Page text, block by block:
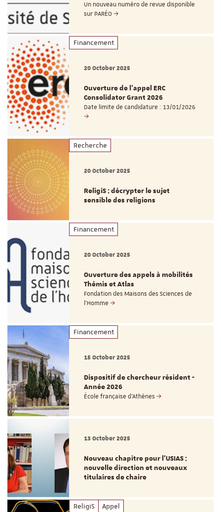
Un nouveau numéro de revue disponible
sur PARÉO
Financement
20 October 2025
Ouverture de l'appel ERC
Consolidator Grant 2026
Date limite de candidature : 13/01/2026
Recherche
20 October 2025
ReligiS : décrypter le sujet
sensible des religions
Financement
20 October 2025
Ouverture des appels à mobilités
Thémis et Atlas
Fondation des Maisons des Sciences de
l'Homme
Financement
15 October 2025
Dispositif de chercheur résident -
Année 2026
École française d’Athènes
13 October 2025
Nouveau chapitre pour l'USIAS :
nouvelle direction et nouveaux
titulaires de chaire
ReligiS Appel